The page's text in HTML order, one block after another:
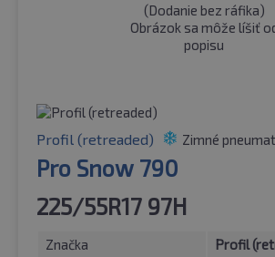
(Dodanie bez ráfika)
Obrázok sa môže líšiť
popisu
Profil (retreaded) Zimné
Pro Snow 790
225/55R17 97H
Značka
Profil